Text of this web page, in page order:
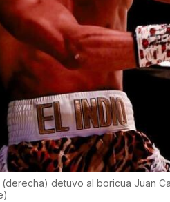
detuvo al boricua Juan
)